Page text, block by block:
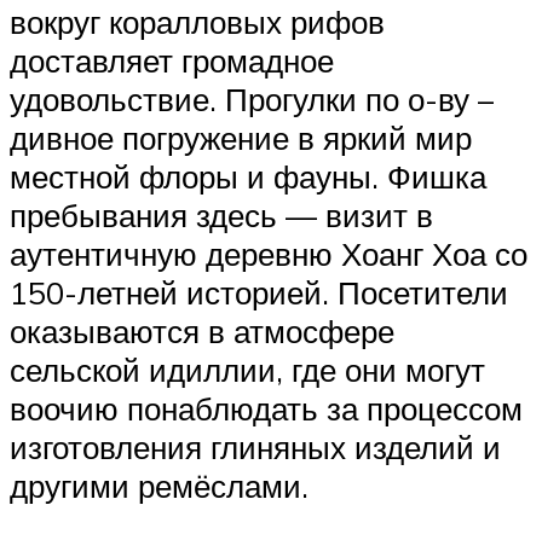
вокруг коралловых рифов
доставляет громадное
удовольствие. Прогулки по о-ву –
дивное погружение в яркий мир
местной флоры и фауны. Фишка
пребывания здесь — визит в
аутентичную деревню Хоанг Хоа со
150-летней историей. Посетители
оказываются в атмосфере
сельской идиллии, где они могут
воочию понаблюдать за процессом
изготовления глиняных изделий и
другими ремёслами.